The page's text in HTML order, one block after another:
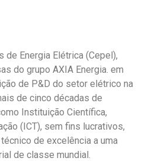
de Energia Elétrica (Cepel),
do grupo AXIA Energia. em
de P&D do setor elétrico na
de cinco décadas de
Instituição Científica,
(ICT), sem fins lucrativos,
de excelência a uma
de classe mundial.